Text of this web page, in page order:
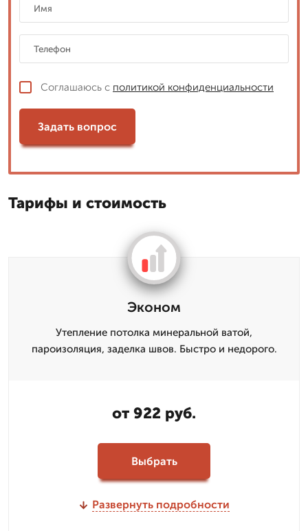
Соглашаюсь с политикой конфиденциальности
Задать вопрос
Тарифы и стоимость
Эконом
Утепление потолка минеральной ватой,
пароизоляция, заделка швов. Быстро и недорого.
от 922 руб.
Выбрать
Развернуть подробности